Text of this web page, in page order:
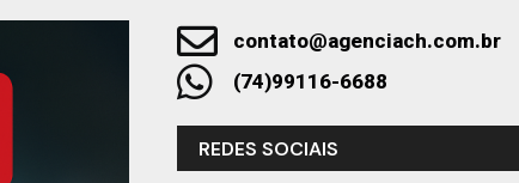
contato@agenciach.com.br
(74)99116-6688
REDES SOCIAIS